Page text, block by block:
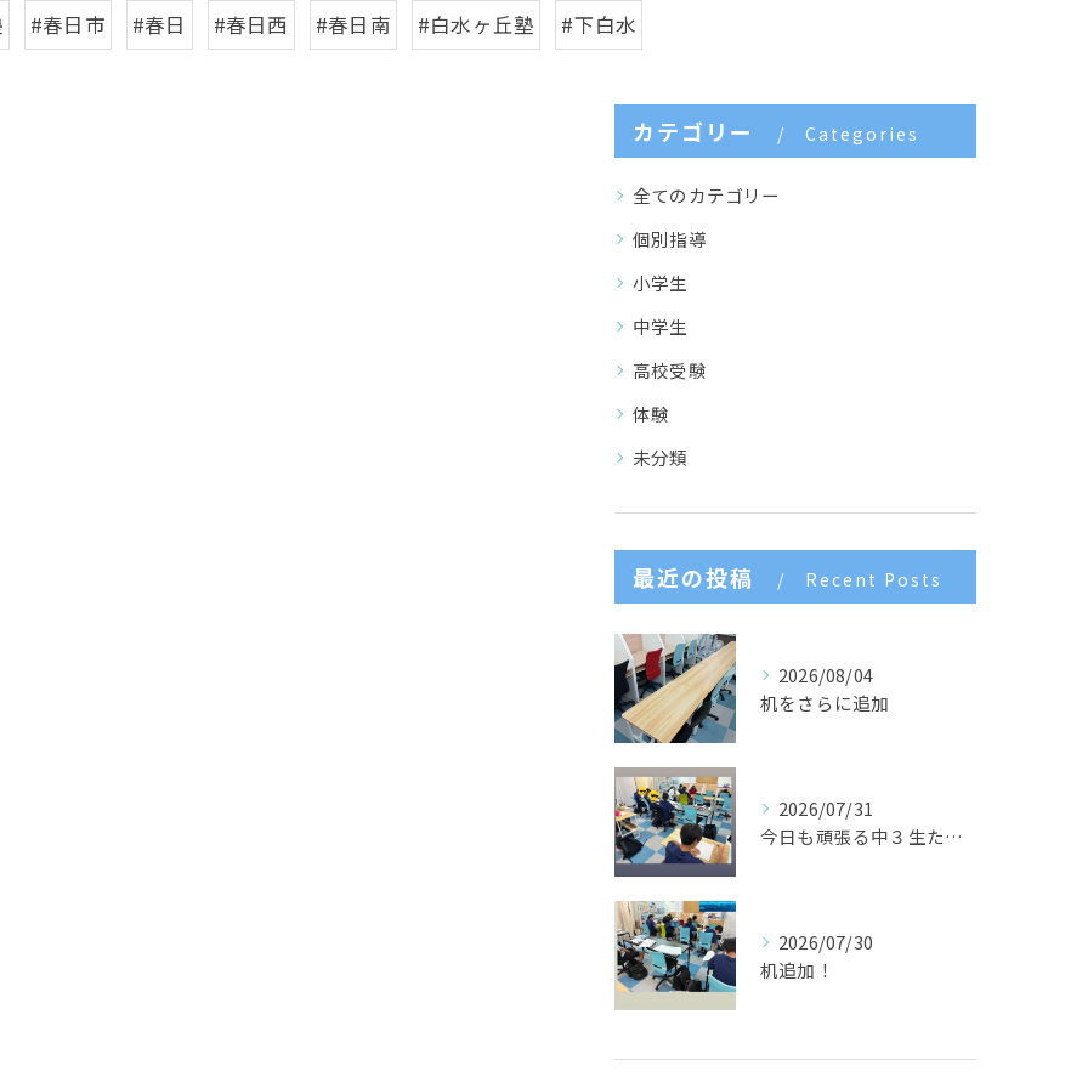
#春日市 #春日 #春日西 #春日南 #白水ヶ丘塾 #下白水
カテゴリー Categories
全てのカテゴリー
個別指導
小学生
中学生
高校受験
体験
未分類
最近の投稿 Recent Posts
2026/08/04
机をさらに追加
2026/07/31
今日も頑張る中３生たち🌈
2026/07/30
机追加！